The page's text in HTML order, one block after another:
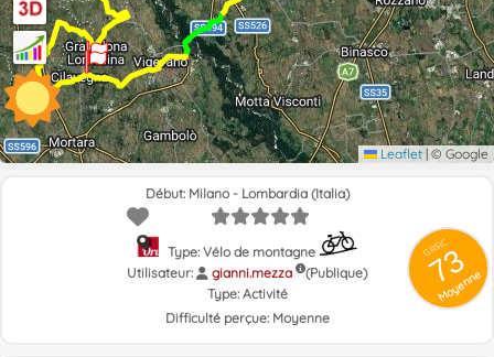
Leaflet | © Google
GRSIC
73
Moyenne
Début: Milano - Lombardia (Italia)
Type: Vélo de montagne
Utilisateur:
gianni.mezza
(Publique)
Type: Activité
Difficulté perçue: Moyenne